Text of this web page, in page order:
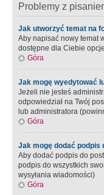
Problemy z
Jak utworzyć temat na
Aby napisać nowy temat
dostępne dla Ciebie
Góra
Jak mogę wyedytować
Jeżeli nie jesteś
odpowiedział na Twój
lub administratora
Góra
Jak mogę dodać podpis
Aby dodać podpis do
podpis do wszystkich
wysyłania wiadomości)
Góra